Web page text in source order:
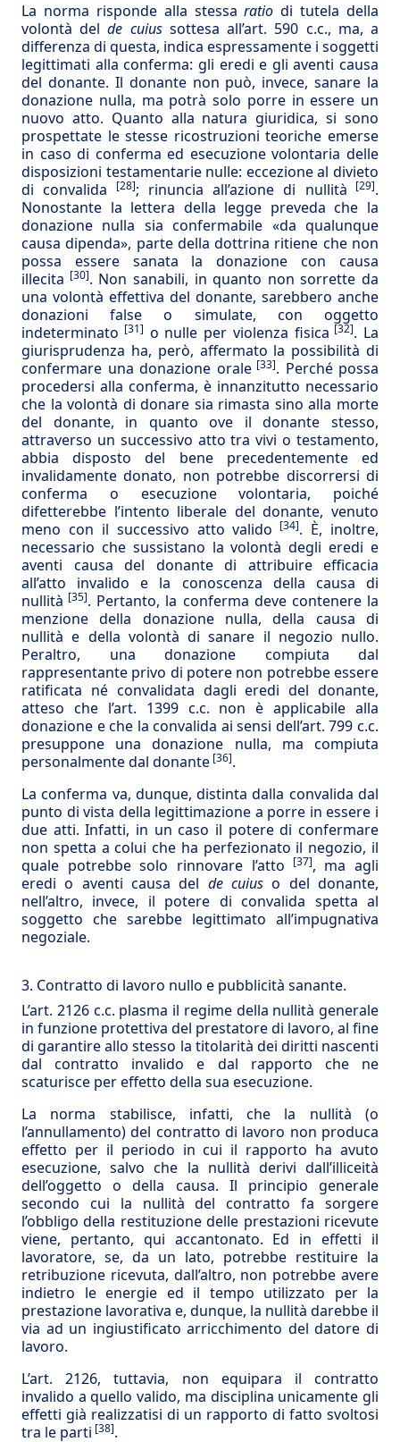
La norma risponde alla stessaratio di tutela della
volontà delde cuiussottesa all’art. 590 c.c., ma, a
differenza di questa, indica espressamente i soggetti
legittimati alla conferma: gli eredi e gli aventi causa
del donante. Il donante non può, invece, sanare la
donazione nulla, ma potrà solo porre in essere un
nuovo atto. Quanto alla natura giuridica, si sono
prospettate le stesse ricostruzioni teoriche emerse
in caso di conferma ed esecuzione volontaria delle
disposizioni testamentarie nulle: eccezione al divieto
di convalida
[28]; rinuncia all’azione di nullità [29].
Nonostante la lettera della legge preveda che la
donazione nulla sia confermabile «da qualunque
causa dipenda», parte della dottrina ritiene che non
possa essere sanata la donazione con causa
illecita [30]. Non sanabili, in quanto non sorrette da
una volontà effettiva del donante, sarebbero anche
donazioni false o simulate, con oggetto
indeterminato [31] o nulle per violenza fisica [32]. La
giurisprudenza ha, però, affermato la possibilità di
confermare una donazione orale [33]. Perché possa
procedersi alla conferma, è innanzitutto necessario
che la volontà di donare sia rimasta sino alla morte
del donante, in quanto ove il donante stesso,
attraverso un successivo atto tra vivi o testamento,
abbia disposto del bene precedentemente ed
invalidamente donato, non potrebbe discorrersi di
conferma o esecuzione volontaria, poiché
difetterebbe l’intento liberale del donante, venuto
meno con il successivo atto valido [34]. È, inoltre,
necessario che sussistano la volontà degli eredi e
aventi causa del donante di attribuire efficacia
all’atto invalido e la conoscenza della causa di
nullità [35]. Pertanto, la conferma deve contenere la
menzione della donazione nulla, della causa di
nullità e della volontà di sanare il negozio nullo.
Peraltro, una donazione compiuta dal
rappresentante privo di potere non potrebbe essere
ratificata né convalidata dagli eredi del donante,
atteso che l’art. 1399 c.c. non è applicabile alla
donazione e che la convalida ai sensi dell’art. 799 c.c.
presuppone una donazione nulla, ma compiuta
personalmente dal donante [36].
La conferma va, dunque, distinta dalla convalida dal
punto di vista della legittimazione a porre in essere i
due atti. Infatti, in un caso il potere di confermare
non spetta a colui che ha perfezionato il negozio, il
quale potrebbe solo rinnovare l’atto
[37], ma agli
eredi o aventi causa del de cuius o del donante,
nell’altro, invece, il potere di convalida spetta al
soggetto che sarebbe legittimato all’impugnativa
negoziale.
3. Contratto di lavoro nullo e pubblicità sanante.
L’art. 2126 c.c. plasma il regime della nullità generale
in funzione protettiva del prestatore di lavoro, al fine
di garantire allo stesso la titolarità dei diritti nascenti
dal contratto invalido e dal rapporto che ne
scaturisce per effetto della sua esecuzione.
La norma stabilisce, infatti, che la nullità (o
l’annullamento) del contratto di lavoro non produca
effetto per il periodo in cui il rapporto ha avuto
esecuzione, salvo che la nullità derivi dall’illiceità
dell’oggetto o della causa. Il principio generale
secondo cui la nullità del contratto fa sorgere
l’obbligo della restituzione delle prestazioni ricevute
viene, pertanto, qui accantonato. Ed in effetti il
lavoratore, se, da un lato, potrebbe restituire la
retribuzione ricevuta, dall’altro, non potrebbe avere
indietro le energie ed il tempo utilizzato per la
prestazione lavorativa e, dunque, la nullità darebbe il
via ad un ingiustificato arricchimento del datore di
lavoro.
L’art. 2126, tuttavia, non equipara il contratto
invalido a quello valido, ma disciplina unicamente gli
effetti già realizzatisi di un rapporto di fatto svoltosi
tra le parti [38].